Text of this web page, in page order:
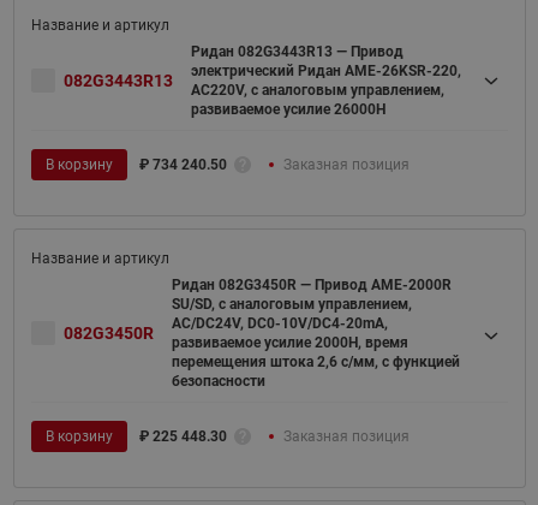
082G3443R13
Ридан 082G3443R13 — Привод
электрический Ридан AME-26KSR-220,
AC220V, с аналоговым управлением,
развиваемое усилие 26000Н
В корзину ₽ 734 240.50 Заказная позиция
082G3450R
Ридан 082G3450R — Привод AME-2000R
SU/SD, с аналоговым управлением,
AC/DC24V, DC0-10V/DC4-20mA,
развиваемое усилие 2000Н, время
перемещения штока 2,6 с/мм, с функцией
безопасности
В корзину ₽ 225 448.30 Заказная позиция